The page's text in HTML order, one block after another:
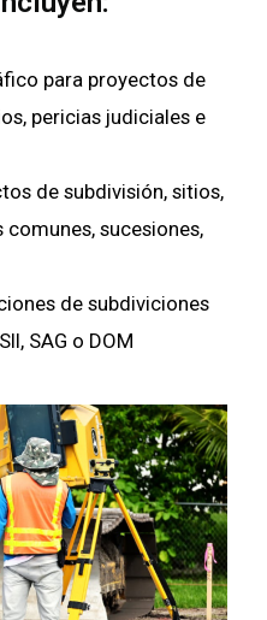
para proyectos de
pericias judiciales e
de subdivisión, sitios,
sucesiones,
de subdiviciones
SAG o DOM